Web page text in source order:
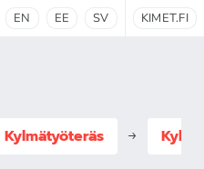
EN EE SV KIMET.FI
Kylmätyöteräs